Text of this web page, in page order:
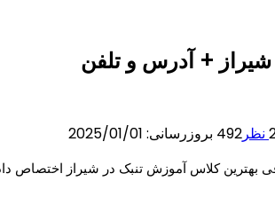
شیراز + آدرس و تلفن
492 بروزرسانی: 2025/01/01
بهترین کلاس آموزش تنبک در شیراز اختصاص